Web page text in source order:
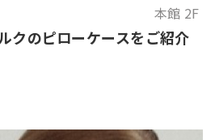
本館 2F
クのピローケースをご紹介